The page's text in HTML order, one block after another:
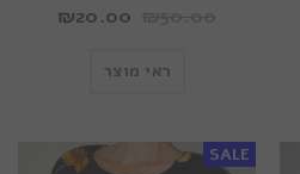
₪20.00
ראי מוצר
SALE